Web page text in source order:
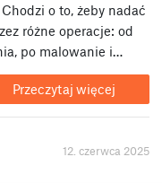
o to, żeby nadać
różne operacje: od
po malowanie i…
Przeczytaj więcej
12. czerwca 2025